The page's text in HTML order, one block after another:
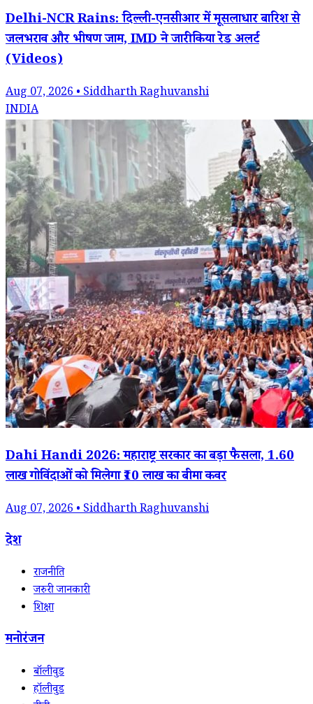
Delhi-NCR Rains: दिल्ली-एनसीआर में मूसलाधार बारिश से
जलभराव और भीषण जाम, IMD ने जारी किया रेड अलर्ट
(Videos)
Aug 07, 2026 • Siddharth Raghuvanshi
INDIA
Dahi Handi 2026: महाराष्ट्र सरकार का बड़ा फैसला, 1.60
लाख गोविंदाओं को मिलेगा ₹10 लाख का बीमा कवर
Aug 07, 2026 • Siddharth Raghuvanshi
देश
राजनीति
जरुरी जानकारी
शिक्षा
मनोरंजन
बॉलीवुड
हॉलीवुड